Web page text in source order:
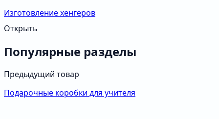
Изготовление хенгеров
Открыть
Популярные разделы
Предыдущий товар
Подарочные коробки для учителя